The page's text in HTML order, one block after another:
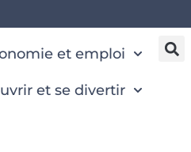
et emploi
et se divertir